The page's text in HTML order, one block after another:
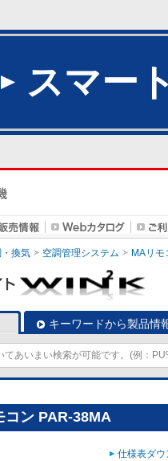
スマー
換気 空調管理システム MAリモ
キーワードから製品情
コン PAR-38MA
仕様表ダ